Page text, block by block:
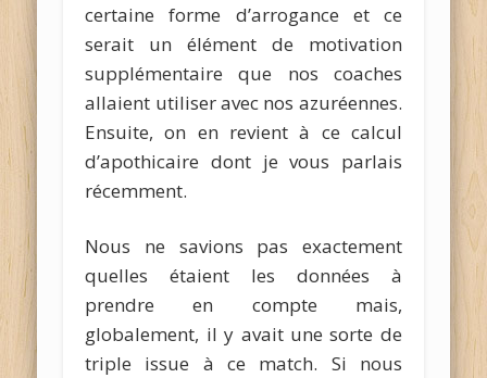
certaine forme d’arrogance et ce
serait un élément de motivation
supplémentaire que nos coaches
allaient utiliser avec nos azuréennes.
Ensuite, on en revient à ce calcul
d’apothicaire dont je vous parlais
récemment.
Nous ne savions pas exactement
quelles étaient les données à
prendre en compte mais,
globalement, il y avait une sorte de
triple issue à ce match. Si nous